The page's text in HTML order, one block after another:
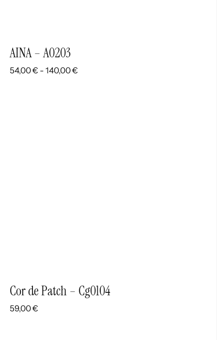
AINA – A0203
54,00€ - 140,00€
Cor de Patch – Cg0104
59,00€